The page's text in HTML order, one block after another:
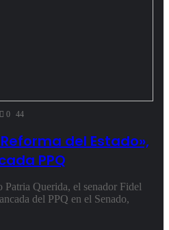
0 44
del Estado»,
PPQ
Patria Querida, el senador Fidel
del PPQ en el Senado,